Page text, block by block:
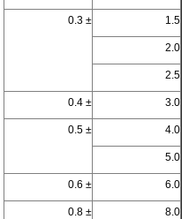
1.5
± 0.3
2.0
2.5
3.0
± 0.4
4.0
± 0.5
5.0
6.0
± 0.6
8.0
± 0.8